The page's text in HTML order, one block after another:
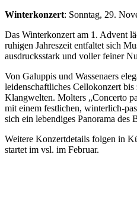
Winterkonzert: Sonntag, 29.
Das Winterkonzert am 1. Advent
ruhigen Jahreszeit entfaltet sich
ausdrucksstark und voller feiner
Von Galuppis und Wassenaers
leidenschaftliches Cellokonzert bis
Klangwelten. Molters „Concerto
mit einem festlichen, winterlich-
sich ein lebendiges Panorama
Weitere Konzertdetails folgen in
startet im vsl. im Februar.